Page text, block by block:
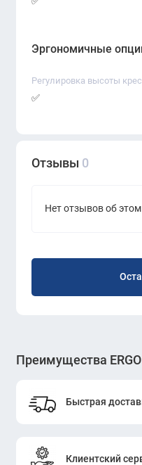
Подлокотники:с
Эргономичные
Регулировка высоты
✅
Отзывы 0
Нет отзывов об
Преимущества ERGO
Быстрая
Клиентский